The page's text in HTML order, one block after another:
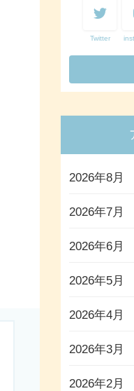
Twitter
2026年8月
2026年7月
2026年6月
2026年5月
2026年4月
2026年3月
2026年2月